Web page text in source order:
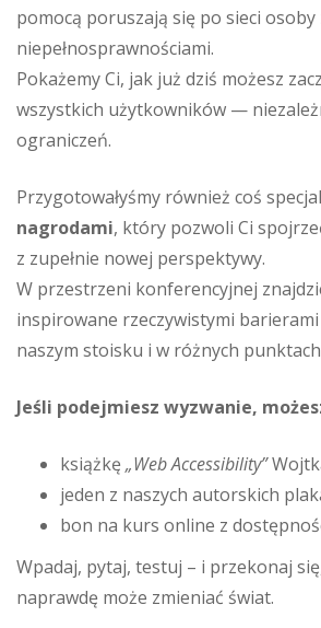
pomocą poruszają się po sieci osoby
niepełnosprawnościami.
Pokażemy Ci, jak już dziś możesz
wszystkich użytkowników —
ograniczeń.
Przygotowałyśmy również coś
nagrodami, który pozwoli Ci
z zupełnie nowej perspektywy.
W przestrzeni konferencyjnej
inspirowane rzeczywistymi
naszym stoisku i w różnych
Jeśli podejmiesz wyzwanie,
książkę „Web Accessibility”
jeden z naszych autorskich
bon na kurs online z
Wpadaj, pytaj, testuj – i przekonaj
naprawdę może zmieniać świat.